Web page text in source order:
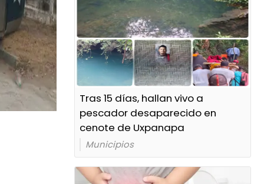
Tras 15 días, hallan vivo a
pescador desaparecido en
cenote de Uxpanapa
Municipios